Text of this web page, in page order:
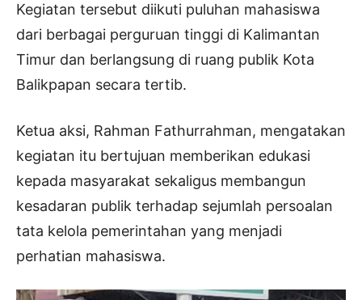
Kegiatan tersebut diikuti puluhan mahasiswa
dari berbagai perguruan tinggi di Kalimantan
Timur dan berlangsung di ruang publik Kota
Balikpapan secara tertib.
Ketua aksi, Rahman Fathurrahman, mengatakan
kegiatan itu bertujuan memberikan edukasi
kepada masyarakat sekaligus membangun
kesadaran publik terhadap sejumlah persoalan
tata kelola pemerintahan yang menjadi
perhatian mahasiswa.